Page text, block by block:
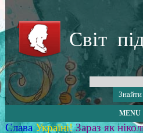
Світ
MENU
Слава Україні! Зараз як